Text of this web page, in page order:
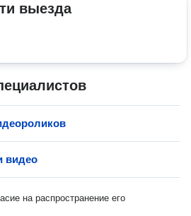
выезда
видео
на распространение его